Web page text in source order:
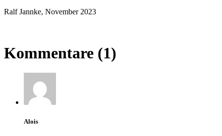
Ralf Jannke, November 2023
Kommentare (1)
Alois